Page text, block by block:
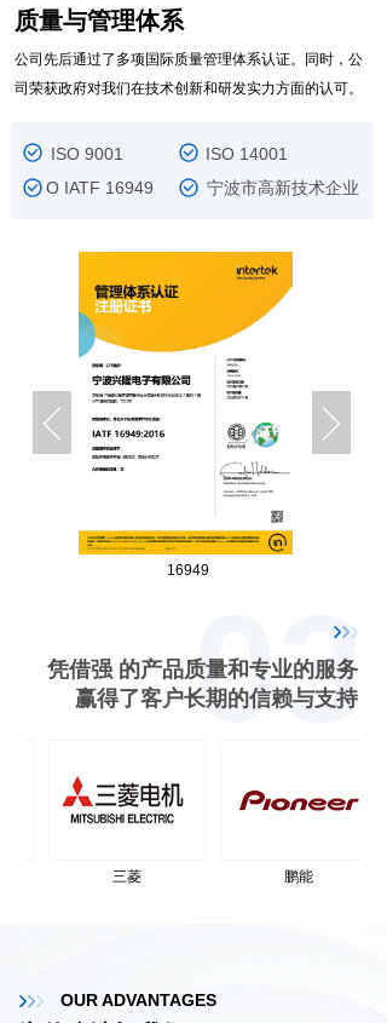
03
16949
质量与管理体系
公司先后通过了多项国际质量管理体系认证。同时，公
司荣获政府对我们在技术创新和研发实力方面的认可。
三菱 鹏能
OUR ADVANTAGES
凭借强 的产品质量和专业的服务
赢得了客户长期的信赖与支持
ISO 9001 ISO 14001
O IATF 16949 宁波市高新技术企业